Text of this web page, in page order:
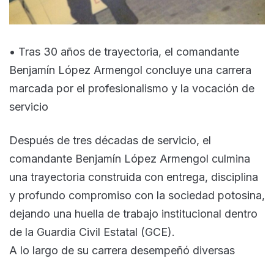
• Tras 30 años de trayectoria, el comandante
Benjamín López Armengol concluye una carrera
marcada por el profesionalismo y la vocación de
servicio
Después de tres décadas de servicio, el
comandante Benjamín López Armengol culmina
una trayectoria construida con entrega, disciplina
y profundo compromiso con la sociedad potosina,
dejando una huella de trabajo institucional dentro
de la Guardia Civil Estatal (GCE).
A lo largo de su carrera desempeñó diversas